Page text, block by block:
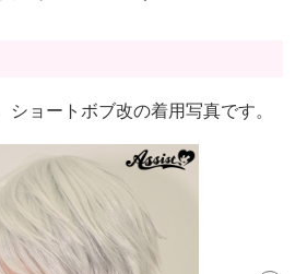
ョートボブ改の着用写真です。